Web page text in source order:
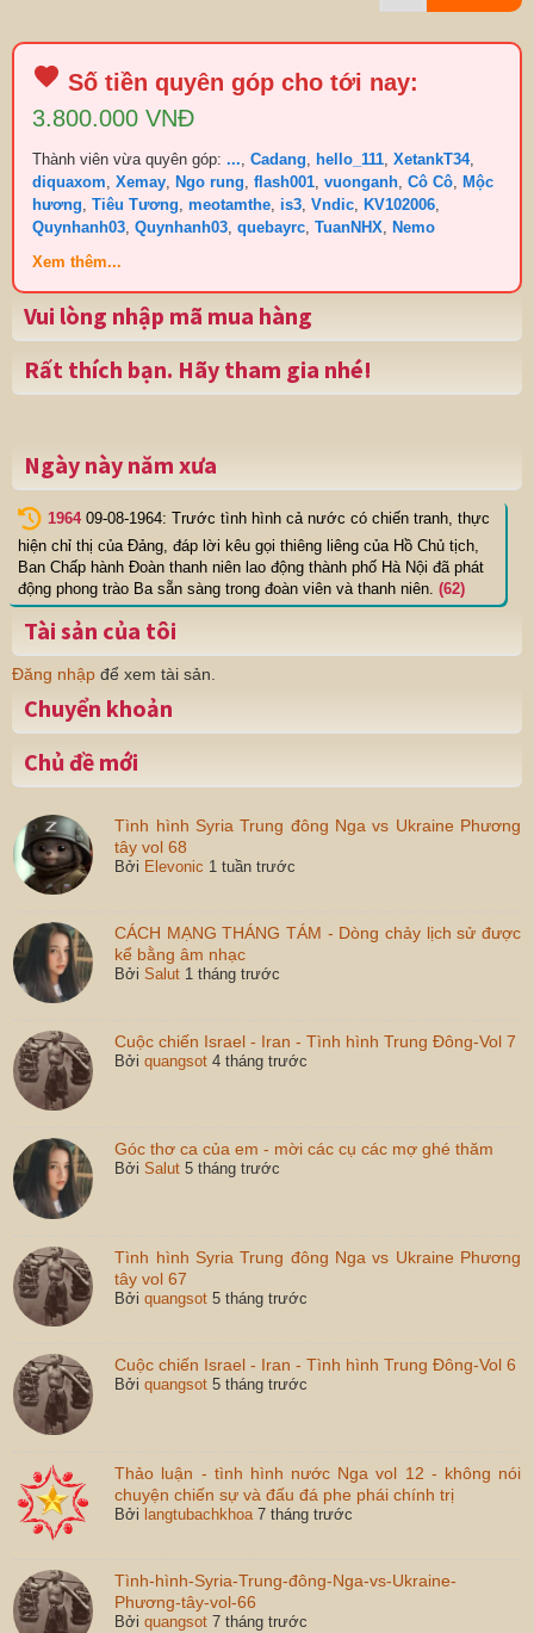
Số tiền quyên góp cho tới nay:
3.800.000 VNĐ
Thành viên vừa quyên góp: ..., Cadang, hello_111, XetankT34,
diquaxom, Xemay, Ngo rung, flash001, vuonganh, Cô Cô, Mộc
hương, Tiêu Tương, meotamthe, is3, Vndic, KV102006,
Quynhanh03, Quynhanh03, quebayrc, TuanNHX, Nemo
Xem thêm...
Vui lòng nhập mã mua hàng
Rất thích bạn. Hãy tham gia nhé!
Ngày này năm xưa
1964 09-08-1964: Trước tình hình cả nước có chiến tranh, thực
hiện chỉ thị của Đảng, đáp lời kêu gọi thiêng liêng của Hồ Chủ tịch,
Ban Chấp hành Đoàn thanh niên lao động thành phố Hà Nội đã phát
động phong trào Ba sẵn sàng trong đoàn viên và thanh niên. (62)
Tài sản của tôi
Đăng nhập để xem tài sản.
Chuyển khoản
Chủ đề mới
Tình hình Syria Trung đông Nga vs Ukraine Phương
tây vol 68
Bởi Elevonic 1 tuần trước
CÁCH MẠNG THÁNG TÁM - Dòng chảy lịch sử được
kể bằng âm nhạc
BởiSalut 1 tháng trước
Cuộc chiến Israel - Iran - Tình hình Trung Đông-Vol 7
Bởiquangsot 4 tháng trước
Góc thơ ca của em - mời các cụ các mợ ghé thăm
BởiSalut 5 tháng trước
Tình hình Syria Trung đông Nga vs Ukraine Phương
tây vol 67
Bởiquangsot 5 tháng trước
Cuộc chiến Israel - Iran - Tình hình Trung Đông-Vol 6
Bởiquangsot 5 tháng trước
Thảo luận - tình hình nước Nga vol 12 - không nói
chuyện chiến sự và đấu đá phe phái chính trị
Bởi langtubachkhoa 7 tháng trước
Tình-hình-Syria-Trung-đông-Nga-vs-Ukraine-
Phương-tây-vol-66
Bởiquangsot 7 tháng trước